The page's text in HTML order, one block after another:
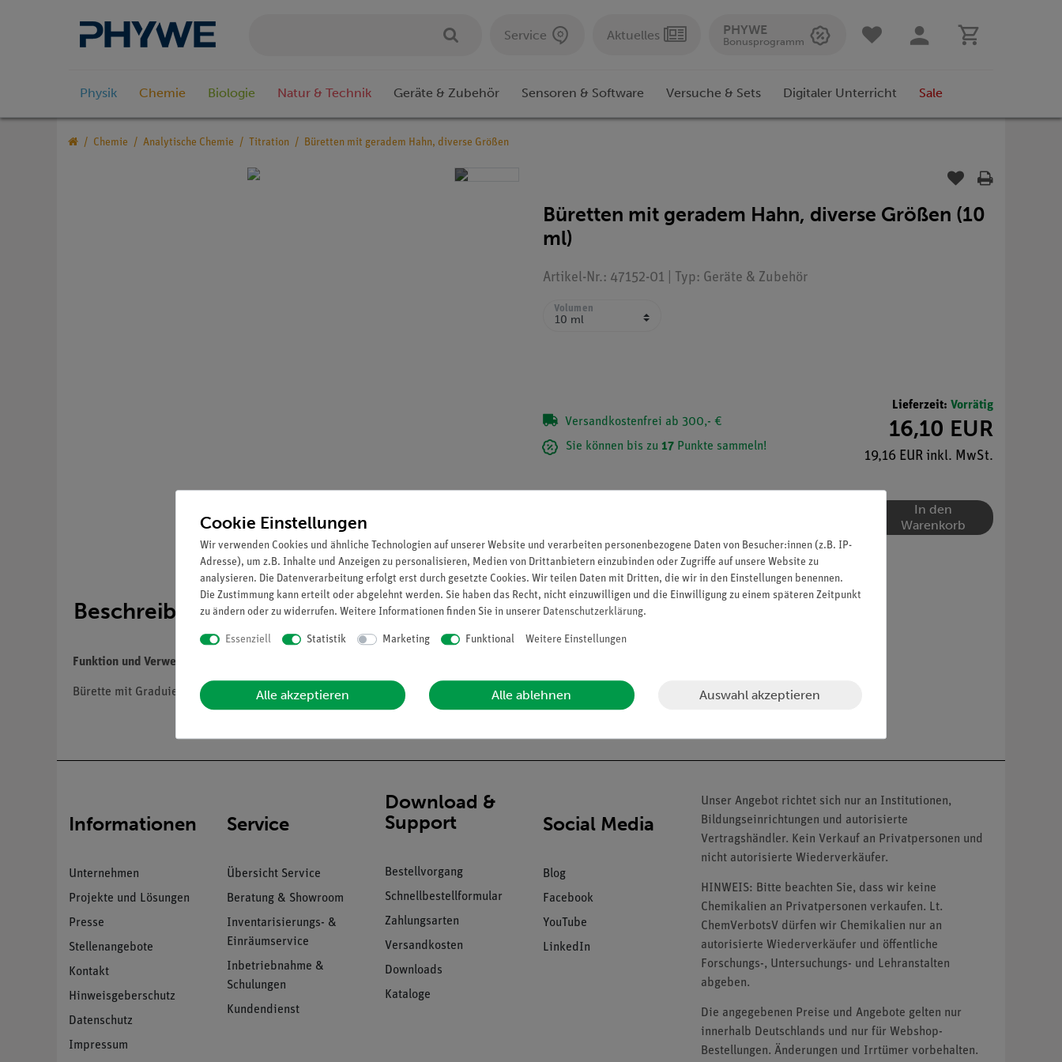
Service Aktuelles PHYWE
Bonusprogramm
Physik Chemie Biologie Natur & Technik Geräte & Zubehör Sensoren & Software Versuche & Sets Digitaler Unterricht Sale
Chemie Analytische Chemie Titration Büretten mit geradem Hahn, diverse Größen
Büretten mit geradem Hahn, diverse Größen (10
ml)
Artikel-Nr.: 47152-01 | Typ: Geräte & Zubehör
Volumen
Versandkostenfrei ab 300,- €
Sie können bis zu 17 Punkte sammeln!
Lieferzeit: Vorrätig
16,10 EUR
19,16 EUR inkl. MwSt.
In den
Warenkorb
Beschreibung
Funktion und Verwendung
Bürette mit Graduierung und Schellbachstreifen
Informationen
Unternehmen
Projekte und Lösungen
Presse
Stellenangebote
Kontakt
Hinweisgeberschutz
Datenschutz
Impressum
Service
Übersicht Service
Beratung & Showroom
Inventarisierungs- &
Einräumservice
Inbetriebnahme &
Schulungen
Kundendienst
Download &
Support
Bestellvorgang
Schnellbestellformular
Zahlungsarten
Versandkosten
Downloads
Kataloge
Social Media
Blog
Facebook
YouTube
LinkedIn
Unser Angebot richtet sich nur an Institutionen,
Bildungseinrichtungen und autorisierte
Vertragshändler. Kein Verkauf an Privatpersonen und
nicht autorisierte Wiederverkäufer.
HINWEIS: Bitte beachten Sie, dass wir keine
Chemikalien an Privatpersonen verkaufen. Lt.
ChemVerbotsV dürfen wir Chemikalien nur an
autorisierte Wiederverkäufer und öffentliche
Forschungs-, Untersuchungs- und Lehranstalten
abgeben.
Die angegebenen Preise und Angebote gelten nur
innerhalb Deutschlands und nur für Webshop-
Bestellungen. Änderungen und Irrtümer vorbehalten.
Cookie Einstellungen
Wir verwenden Cookies und ähnliche Technologien auf unserer Website und verarbeiten personenbezogene Daten von Besucher:innen (z.B. IP-
Adresse), um z.B. Inhalte und Anzeigen zu personalisieren, Medien von Drittanbietern einzubinden oder Zugriffe auf unsere Website zu
analysieren. Die Datenverarbeitung erfolgt erst durch gesetzte Cookies. Wir teilen Daten mit Dritten, die wir in den Einstellungen benennen.
Die Zustimmung kann erteilt oder abgelehnt werden. Sie haben das Recht, nicht einzuwilligen und die Einwilligung zu einem späteren Zeitpunkt
zu ändern oder zu widerrufen. Weitere Informationen finden Sie in unserer Daten­schutz­erklärung.
Essenziell Statistik Marketing Funktional Weitere Einstellungen
Alle akzeptieren Alle ablehnen Auswahl akzeptieren